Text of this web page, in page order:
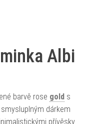
Albi
barvě rose gold s
dárkem
přívěsky